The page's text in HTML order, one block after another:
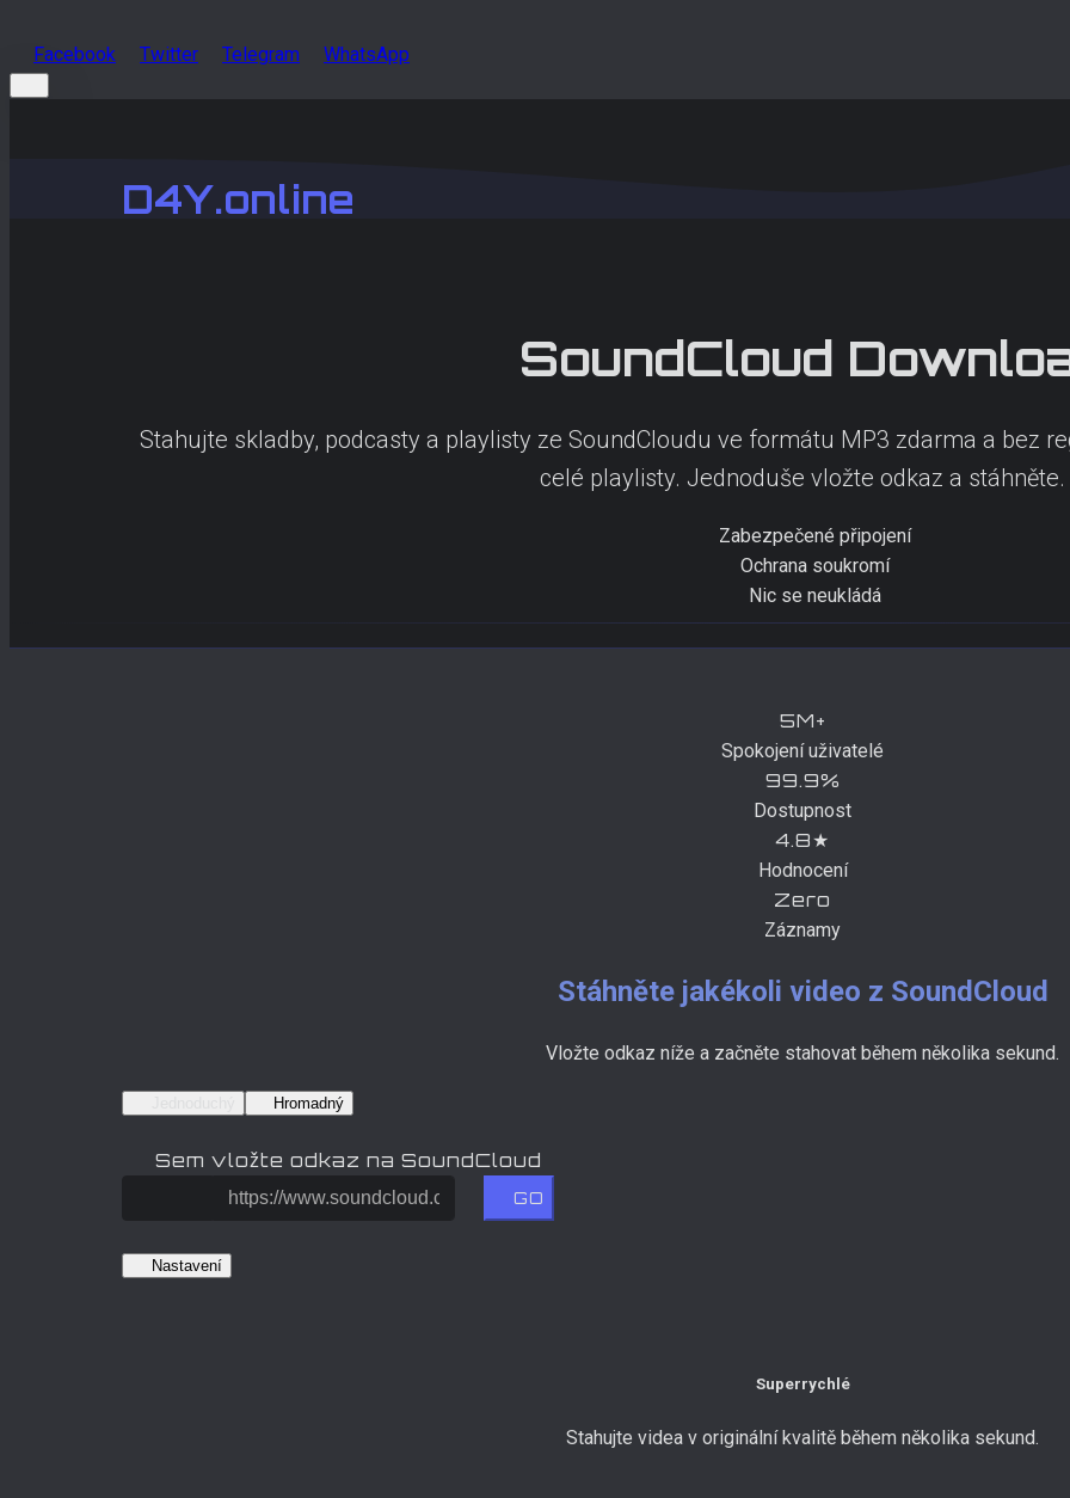
Facebook Twitter Telegram WhatsApp
D4Y.online
SoundCloud
Stahujte skladby, podcasty a playlisty ze SoundCloudu ve formátu MP3 zdarma a bez
celé playlisty. Jednoduše vložte odkaz a stáhněte.
Zabezpečené připojení
Ochrana soukromí
Nic se neukládá
5M+
Spokojení uživatelé
99.9%
Dostupnost
4.8★
Hodnocení
Zero
Záznamy
Stáhněte jakékoli video z SoundCloud
Vložte odkaz níže a začněte stahovat během několika sekund.
Hromadný
Sem vložte odkaz na SoundCloud
GO
Nastavení
Superrychlé
Stahujte videa v originální kvalitě během několika sekund.